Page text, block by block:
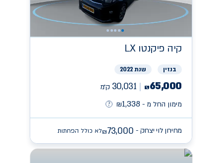
קיה פיקנטו LX
בנזין שנת 2022
₪65,000
30,031 ק״מ
מימון החל מ -
₪1,338
מחירון לוי יצחק - ₪73,000 לא כולל הפחתות